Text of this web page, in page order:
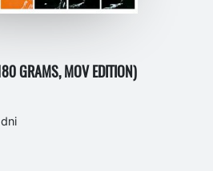
GRAMS, MOV EDITION)